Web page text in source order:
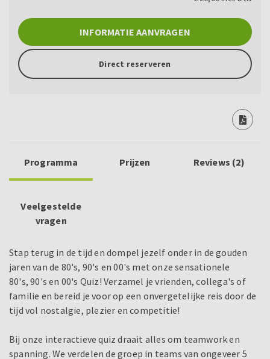
INFORMATIE AANVRAGEN
Direct reserveren
Programma Prijzen Reviews (2)
Veelgestelde
vragen
Stap terug in de tijd en dompel jezelf onder in de gouden
jaren van de 80's, 90's en 00's met onze sensationele
80's, 90's en 00's Quiz! Verzamel je vrienden, collega's of
familie en bereid je voor op een onvergetelijke reis door de
tijd vol nostalgie, plezier en competitie!
Bij onze interactieve quiz draait alles om teamwork en
spanning. We verdelen de groep in teams van ongeveer 5